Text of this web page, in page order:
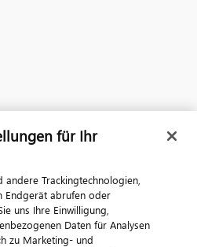
Sie uns
für Ihr
Trackingtechnologien,
Endgerät abrufen oder
uns Ihre Einwilligung,
Daten für Analysen
zu Marketing- und